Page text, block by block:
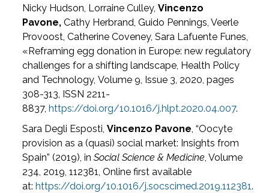
Nicky Hudson, Lorraine Culley,Vincenzo
Pavone, Cathy Herbrand, Guido Pennings, Veerle
Provoost, Catherine Coveney, Sara Lafuente Funes,
«Reframing egg donation in Europe: new regulatory
challenges for a shifting landscape, Health Policy
and Technology, Volume 9, Issue 3, 2020, pages
308-313, ISSN 2211-
8837, https://doi.org/10.1016/j.hlpt.2020.04.007.
Sara Degli Esposti,Vincenzo Pavone, “Oocyte
provision as a (quasi) social market: Insights from
Spain” (2019), inSocial Science & Medicine, Volume
234, 2019, 112381, Online first available
at: https://doi.org/10.1016/j.socscimed.2019.112381.